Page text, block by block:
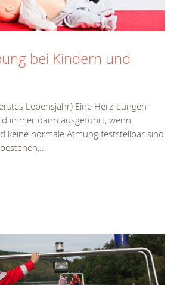
bei Kindern und
Lebensjahr) Eine Herz-Lungen-
immer dann ausgeführt, wenn
keine normale Atmung feststellbar sind